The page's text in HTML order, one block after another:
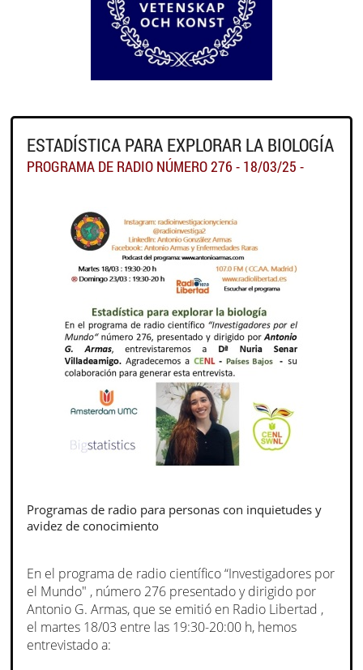
ESTADÍSTICA PARA EXPLORAR LA BIOLOGÍA
PROGRAMA DE RADIO NÚMERO 276 - 18/03/25 -
Programas de radio para personas con inquietudes y
avidez de conocimiento
En el programa de radio científico “Investigadores por
el Mundo" , número 276 presentado y dirigido por
Antonio G. Armas, que se emitió en Radio Libertad ,
el martes 18/03 entre las 19:30-20:00 h, hemos
entrevistado a: